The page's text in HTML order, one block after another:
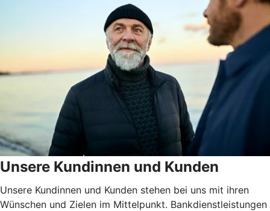
Unsere Kundinnen und Kunden
Unsere Kundinnen und Kunden stehen bei uns mit ihren
Wünschen und Zielen im Mittelpunkt. Bankdienstleistungen